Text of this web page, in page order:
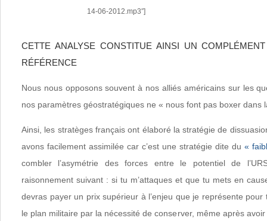
14-06-2012.mp3″]
CETTE ANALYSE CONSTITUE AINSI UN
RÉFÉRENCE
Nous nous opposons souvent à nos alliés américains sur les
nos paramètres géostratégiques ne « nous font pas boxer dans
Ainsi, les stratèges français ont élaboré la stratégie de
avons facilement assimilée car c’est une stratégie dite du «
combler l’asymétrie des forces entre le potentiel de
raisonnement suivant : si tu m’attaques et que tu mets en
devras payer un prix supérieur à l’enjeu que je représente
le plan militaire par la nécessité de conserver, même après